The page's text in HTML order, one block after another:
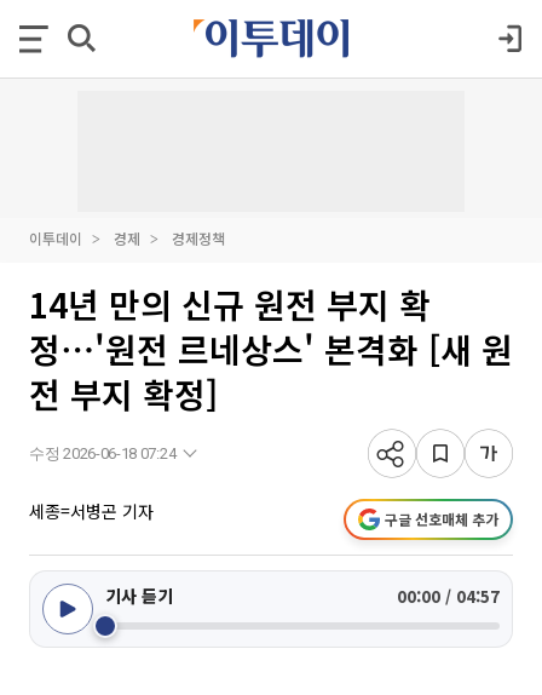
이투데이 경제 경제정책
14년 만의 신규 원전 부지 확
정⋯'원전 르네상스' 본격화 [새 원
전 부지 확정]
수정 2026-06-18 07:24
세종=서병곤 기자 구글 선호매체 추가
기사 듣기 00:00 / 04:57